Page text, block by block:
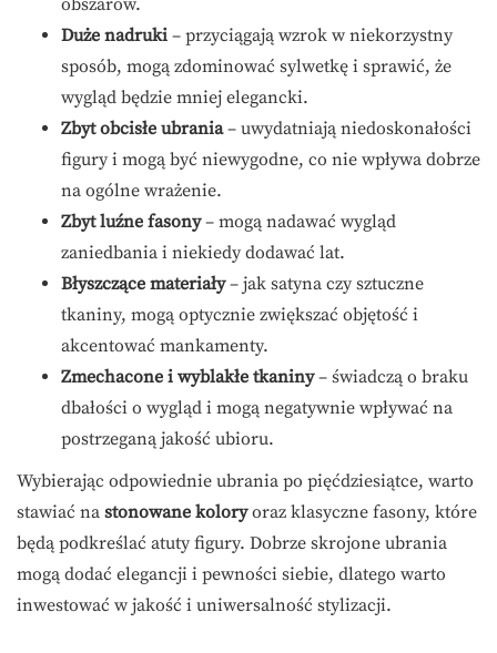
obszarów.
Duże nadruki – przyciągają wzrok w niekorzystny
sposób, mogą zdominować sylwetkę i sprawić, że
wygląd będzie mniej elegancki.
Zbyt obcisłe ubrania– uwydatniają niedoskonałości
figury i mogą być niewygodne, co nie wpływa dobrze
na ogólne wrażenie.
Zbyt luźne fasony– mogą nadawać wygląd
zaniedbania i niekiedy dodawać lat.
Błyszczące materiały– jak satyna czy sztuczne
tkaniny, mogą optycznie zwiększać objętość i
akcentować mankamenty.
Zmechacone i wyblakłe tkaniny– świadczą o braku
dbałości o wygląd i mogą negatywnie wpływać na
postrzeganą jakość ubioru.
Wybierając odpowiednie ubrania po pięćdziesiątce, warto
stawiać na stonowane koloryoraz klasyczne fasony, które
będą podkreślać atuty figury. Dobrze skrojone ubrania
mogą dodać elegancji i pewności siebie, dlatego warto
inwestować w jakość i uniwersalność stylizacji.